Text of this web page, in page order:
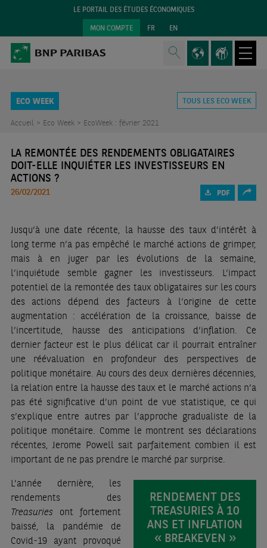
LE PORTAIL DES ÉTUDES ÉCONOMIQUES
MON COMPTE FR EN
ECO WEEK TOUS LES ECO WEEK
Accueil > Eco Week > EcoWeek : février 2021
LA REMONTÉE DES RENDEMENTS OBLIGATAIRES
DOIT-ELLE INQUIÉTER LES INVESTISSEURS EN
ACTIONS ?
26/02/2021 PDF
Jusqu’à une date récente, la hausse des taux d’intérêt à
long terme n’a pas empêché le marché actions de grimper,
mais à en juger par les évolutions de la semaine,
l’inquiétude semble gagner les investisseurs. L’impact
potentiel de la remontée des taux obligataires sur les cours
des actions dépend des facteurs à l’origine de cette
augmentation : accélération de la croissance, baisse de
l’incertitude, hausse des anticipations d’inflation. Ce
dernier facteur est le plus délicat car il pourrait entraîner
une réévaluation en profondeur des perspectives de
politique monétaire. Au cours des deux dernières décennies,
la relation entre la hausse des taux et le marché actions n’a
pas été significative d’un point de vue statistique, ce qui
s’explique entre autres par l’approche gradualiste de la
politique monétaire. Comme le montrent ses déclarations
récentes, Jerome Powell sait parfaitement combien il est
important de ne pas prendre le marché par surprise.
RENDEMENT DES
TREASURIES À 10
ANS ET INFLATION
« BREAKEVEN »
L’année dernière, les
rendements des
Treasuries ont fortement
baissé, la pandémie de
Covid-19 ayant provoqué